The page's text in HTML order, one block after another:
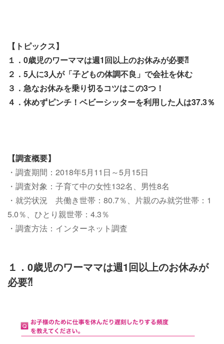
【トピックス】
１．0歳児のワーママは週1回以上のお休みが必要⁈
２．5人に3人が「子どもの体調不良」で会社を休む
３．急なお休みを乗り切るコツはこの3つ！
４．休めずピンチ！ベビーシッターを利用した人は37.3％
【調査概要】
・調査期間：2018年5月11日～5月15日
・調査対象：子育て中の女性132名、男性8名
・就労状況 共働き世帯：80.7％、片親のみ就労世帯：1
5.0％、ひとり親世帯：4.3％
・調査方法：インターネット調査
１．0歳児のワーママは週1回以上のお休みが
必要⁈